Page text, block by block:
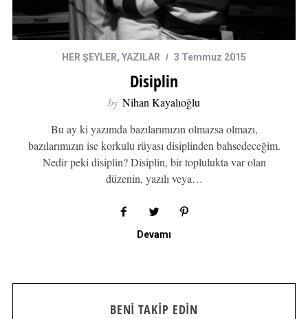
HER ŞEYLER, YAZILAR 3 Temmuz 2015
Disiplin
by Nihan Kayalıoğlu
Bu ay ki yazımda bazılarımızın olmazsa olmazı,
bazılarımızın ise korkulu rüyası disiplinden bahsedeceğim.
Nedir peki disiplin? Disiplin, bir toplulukta var olan
düzenin, yazılı veya…
Devamı
BENI TAKIP EDIN